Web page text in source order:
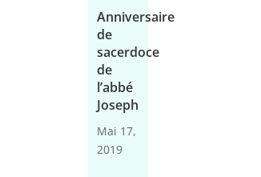
Anniversaire
de
sacerdoce
de
l’abbé
Joseph
Mai 17,
2019